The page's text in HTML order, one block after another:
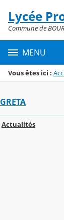
Menu de la
Contenu
Lycée
Commune de
MENU
Vous êtes ici :
GRETA
Actualités